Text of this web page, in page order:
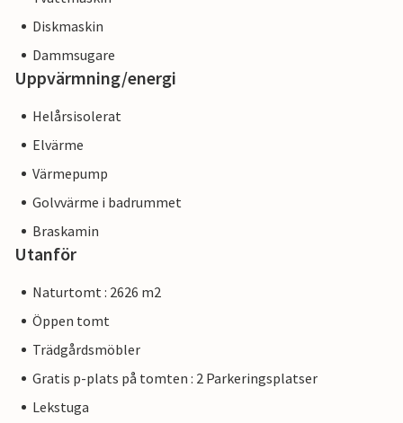
Diskmaskin
Dammsugare
Uppvärmning/energi
Helårsisolerat
Elvärme
Värmepump
Golvvärme i badrummet
Braskamin
Utanför
Naturtomt : 2626 m2
Öppen tomt
Trädgårdsmöbler
Gratis p-plats på tomten : 2 Parkeringsplatser
Lekstuga